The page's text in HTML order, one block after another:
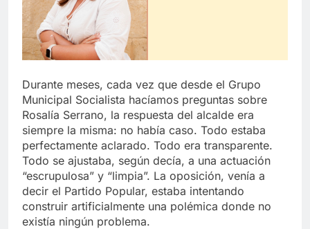
Durante meses, cada vez que desde el Grupo
Municipal Socialista hacíamos preguntas sobre
Rosalía Serrano, la respuesta del alcalde era
siempre la misma: no había caso. Todo estaba
perfectamente aclarado. Todo era transparente.
Todo se ajustaba, según decía, a una actuación
“escrupulosa” y “limpia”. La oposición, venía a
decir el Partido Popular, estaba intentando
construir artificialmente una polémica donde no
existía ningún problema.